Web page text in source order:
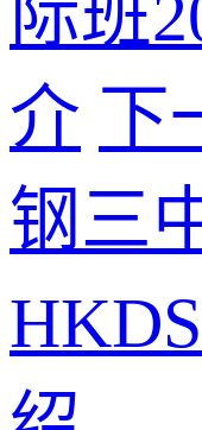
际班
介 下
钢三